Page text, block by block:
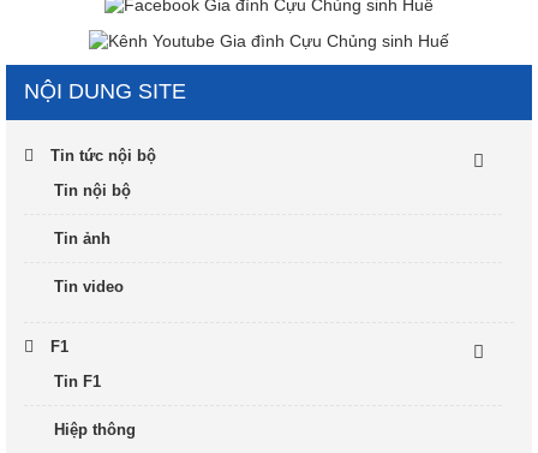
NỘI DUNG SITE
Tin tức nội bộ
Tin nội bộ
Tin ảnh
Tin video
F1
Tin F1
Hiệp thông